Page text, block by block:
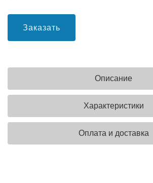
Заказать
Описание
Характеристики
Оплата и доставка